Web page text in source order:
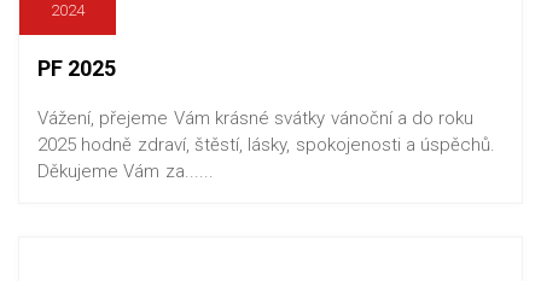
2024
PF 2025
Vážení, přejeme Vám krásné svátky vánoční a do roku
2025 hodně zdraví, štěstí, lásky, spokojenosti a úspěchů.
Děkujeme Vám za......